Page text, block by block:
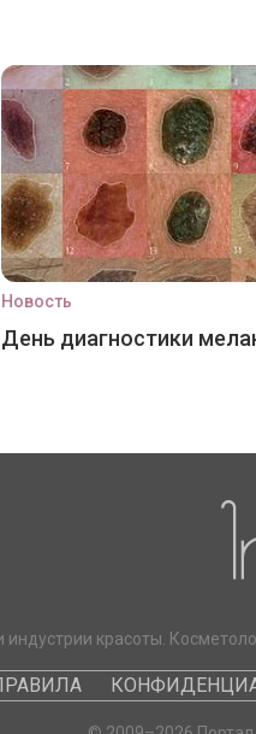
Новость
День диагностики
индустрии красоты.